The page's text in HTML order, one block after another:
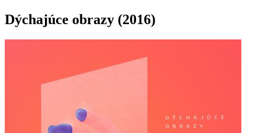
Dýchajúce obrazy (2016)